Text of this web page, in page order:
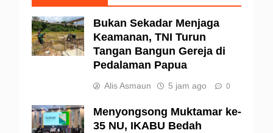
Bukan Sekadar Menjaga
Keamanan, TNI Turun
Tangan Bangun Gereja di
Pedalaman Papua
Alis Asmaun 5 jam ago 0
Menyongsong Muktamar ke-
35 NU, IKABU Bedah